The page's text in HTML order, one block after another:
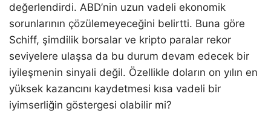
değerlendirdi. ABD’nin uzun vadeli ekonomik
sorunlarının çözülemeyeceğini belirtti. Buna göre
Schiff, şimdilik borsalar ve kripto paralar rekor
seviyelere ulaşsa da bu durum devam edecek bir
iyileşmenin sinyali değil. Özellikle doların on yılın en
yüksek kazancını kaydetmesi kısa vadeli bir
iyimserliğin göstergesi olabilir mi?